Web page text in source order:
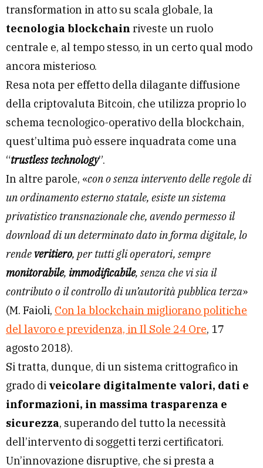
transformation in atto su scala globale, la
tecnologia blockchain riveste un ruolo
centrale e, al tempo stesso, in un certo qual modo
ancora misterioso.
Resa nota per effetto della dilagante diffusione
della criptovaluta Bitcoin, che utilizza proprio lo
schema tecnologico-operativo della blockchain,
quest’ultima può essere inquadrata come una
“trustless technology”.
In altre parole, «con o senza intervento delle regole di
un ordinamento esterno statale, esiste un sistema
privatistico transnazionale che, avendo permesso il
download di un determinato dato in forma digitale, lo
rendeveritiero, per tutti gli operatori, sempre
monitorabile, immodificabile, senza che vi sia il
contributo o il controllo di un’autorità pubblica terza»
(M. Faioli, Con la blockchain migliorano politiche
del lavoro e previdenza, in Il Sole 24 Ore, 17
agosto 2018).
Si tratta, dunque, di un sistema crittografico in
grado di veicolare digitalmente valori, dati e
informazioni, in massima trasparenza e
sicurezza, superando del tutto la necessità
dell’intervento di soggetti terzi certificatori.
Un’innovazione disruptive, che si presta a